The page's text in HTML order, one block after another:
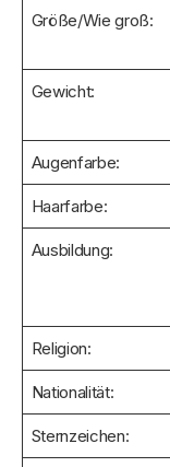
Größe/Wie groß:
Gewicht:
Augenfarbe:
Haarfarbe:
Ausbildung:
Religion:
Nationalität:
Sternzeichen: